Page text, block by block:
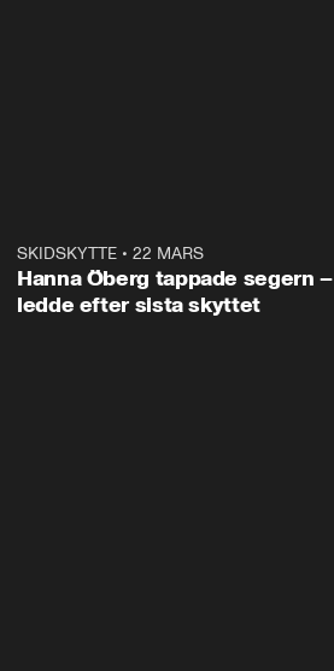
SKIDSKYTTE• 22 MARS
Hanna Öberg tappade segern –
ledde efter sista skyttet